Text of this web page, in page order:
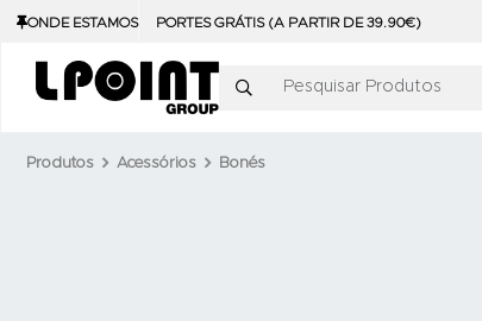
ONDE ESTAMOS PORTES GRÁTIS (A PARTIR DE 39.90€)
Pesquisar Produtos
Produtos Acessórios Bonés